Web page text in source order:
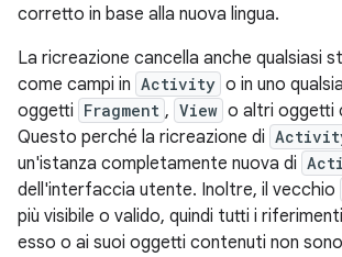
corretto in base alla nuova lingua.
La ricreazione cancella anche qualsiasi
come campi in Activity o in uno
oggetti Fragment , View o altri oggetti
Questo perché la ricreazione di
un'istanza completamente nuova di
dell'interfaccia utente. Inoltre, il vecchio
più visibile o valido, quindi tutti i
esso o ai suoi oggetti contenuti non